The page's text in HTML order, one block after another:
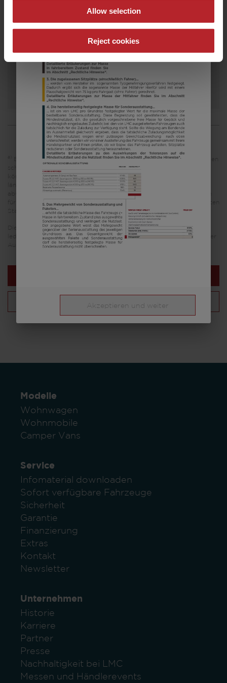
Allow selection
Reject cookies
Zulässig. Gesamtgewicht
Modell auswählen
Es handelt sich um eine unverbindliche Preisempfehlung, die auf den
schweizerischen Verkaufspreisen basiert. Preise in anderen Ländern
können aufgrund der Währungsumrechnung und der
länderspezifischen Mehrwertsteuer, Gebühren und Einfuhrzölle
abweichen. Daher wird empfohlen, einen örtlichen Händler nach den
für das jeweilige Land geltenden Preisen zu fragen, um den aktuellsten
Stand zu erfahren.
Die in diesem Fahrzeugkonfigurator dargestellten Bilder dienen
lediglich Illustrationszwecken. Sie können von anderen Modellen oder
Ausstattungsvarianten stammen und abweichen.
Modelle
Wohnwagen
Wohnmobile
Camper Vans
Service
Infomaterial downloaden
Sofort verfügbare Fahrzeuge
Sicherheit
Garantie
Finanzierung
Extras
Kontakt
Newsletter
Unternehmen
Historie
Karriere
Partner
Presse
Nachhaltigkeit bei LMC
Messen und Händlerevents
Akzeptieren und weiter